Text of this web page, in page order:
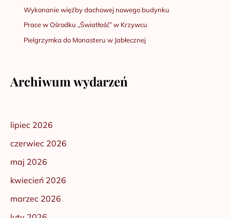
Wykonanie więźby dachowej nowego budynku
Prace w Ośrodku „Światłość” w Krzywcu
Pielgrzymka do Monasteru w Jabłecznej
Archiwum wydarzeń
lipiec 2026
czerwiec 2026
maj 2026
kwiecień 2026
marzec 2026